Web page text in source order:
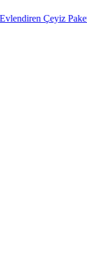
Çeyiz Paketleri